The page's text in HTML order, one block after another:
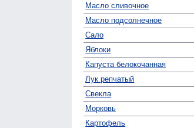
Масло сливочное
Масло подсолнечное
Сало
Яблоки
Капуста белокочанная
Лук репчатый
Свекла
Морковь
Картофель